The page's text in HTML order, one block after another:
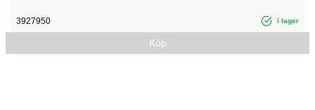
3927950 i lager
Köp